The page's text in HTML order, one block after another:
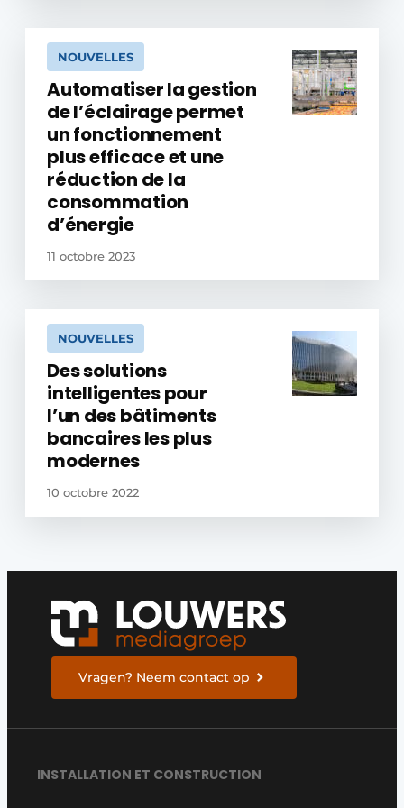
NOUVELLES
Automatiser la gestion
de l’éclairage permet
un fonctionnement
plus efficace et une
réduction de la
consommation
d’énergie
11 octobre 2023
NOUVELLES
Des solutions
intelligentes pour
l’un des bâtiments
bancaires les plus
modernes
10 octobre 2022
Vragen? Neem contact op
INSTALLATION ET CONSTRUCTION